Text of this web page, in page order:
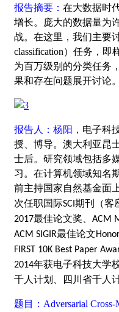
报告摘要： 在大数据时
增长。庞大的数据量为
战。在这里，我们主要
classification）任务，
为百万级别的分类任务
果和存在问题展开讨论。
报告人：杨阳， 电子科
授、博导。澳大利亚昆
士后。研究领域包括多
习。在计算机领域知名
前主持国家自然基金面
次任职国际SCI 期刊（客
2017最佳论文奖、 ACM
ACM SIGIR最佳论文
FIRST 10K Best Paper
2014年获电子科技大学
千人计划、四川省千人
题目：Adversarial Cross-